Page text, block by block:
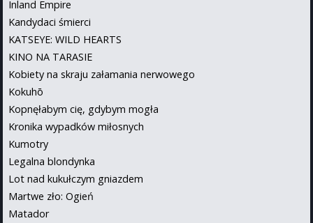
Inland Empire
Kandydaci śmierci
KATSEYE: WILD HEARTS
KINO NA TARASIE
Kobiety na skraju załamania nerwowego
Kokuhō
Kopnęłabym cię, gdybym mogła
Kronika wypadków miłosnych
Kumotry
Legalna blondynka
Lot nad kukułczym gniazdem
Martwe zło: Ogień
Matador